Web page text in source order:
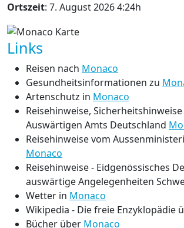
Ortszeit: 7. August 2026 4:24h
Links
Reisen nach Monaco
Gesundheitsinformationen zu
Artenschutz in Monaco
Reisehinweise, Sicherheitshinweise
Auswärtigen Amts Deutschland
Reisehinweise vom
Monaco
Reisehinweise - Eidgenössisches
auswärtige Angelegenheiten
Wetter in Monaco
Wikipedia - Die freie Enzyklopädie
Bücher über Monaco